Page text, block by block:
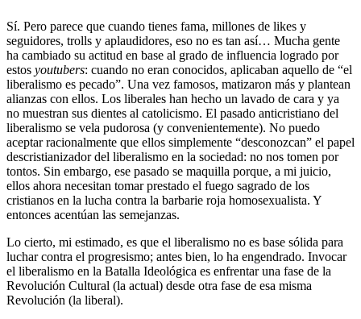
Sí. Pero parece que cuando tienes fama, millones de likes y
seguidores, trolls y aplaudidores, eso no es tan así… Mucha gente
ha cambiado su actitud en base al grado de influencia logrado por
estos youtubers: cuando no eran conocidos, aplicaban aquello de “el
liberalismo es pecado”. Una vez famosos, matizaron más y plantean
alianzas con ellos. Los liberales han hecho un lavado de cara y ya
no muestran sus dientes al catolicismo. El pasado anticristiano del
liberalismo se vela pudorosa (y convenientemente). No puedo
aceptar racionalmente que ellos simplemente “desconozcan” el papel
descristianizador del liberalismo en la sociedad: no nos tomen por
tontos. Sin embargo, ese pasado se maquilla porque, a mi juicio,
ellos ahora necesitan tomar prestado el fuego sagrado de los
cristianos en la lucha contra la barbarie roja homosexualista. Y
entonces acentúan las semejanzas.
Lo cierto, mi estimado, es que el liberalismo no es base sólida para
luchar contra el progresismo; antes bien, lo ha engendrado. Invocar
el liberalismo en la Batalla Ideológica es enfrentar una fase de la
Revolución Cultural (la actual) desde otra fase de esa misma
Revolución (la liberal).